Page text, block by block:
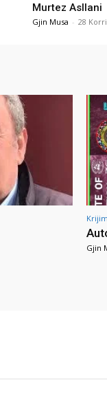
Murtez Asllani
Gjin Musa - 28
Gjin